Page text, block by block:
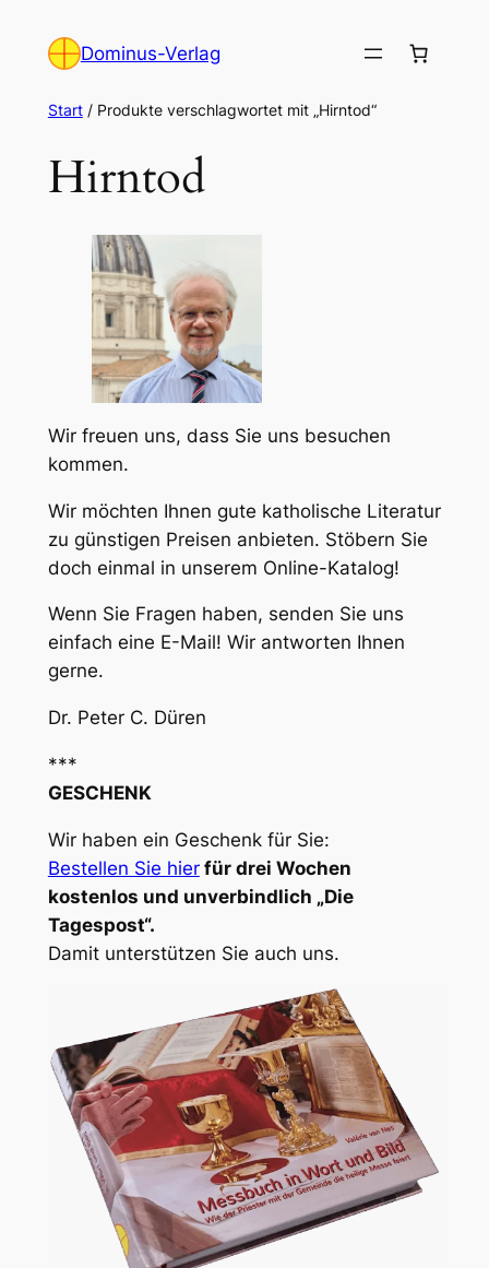
Inhalt
Dominus-Verlag
Start/ Produkte verschlagwortet mit „Hirntod“
Hirntod
Wir freuen uns, dass Sie uns besuchen
kommen.
Wir möchten Ihnen gute katholische Literatur
zu günstigen Preisen anbieten. Stöbern Sie
doch einmal in unserem Online-Katalog!
Wenn Sie Fragen haben, senden Sie uns
einfach eine E-Mail! Wir antworten Ihnen
gerne.
Dr. Peter C. Düren
***
GESCHENK
Wir haben ein Geschenk für Sie:
Bestellen Sie hier für drei Wochen
kostenlos und unverbindlich „Die
Tagespost“.
Damit unterstützen Sie auch uns.